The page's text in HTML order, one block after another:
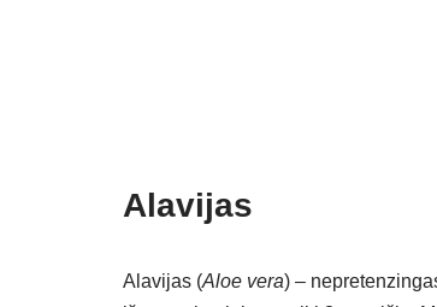
Alavijas
Alavijas (Aloe vera) –